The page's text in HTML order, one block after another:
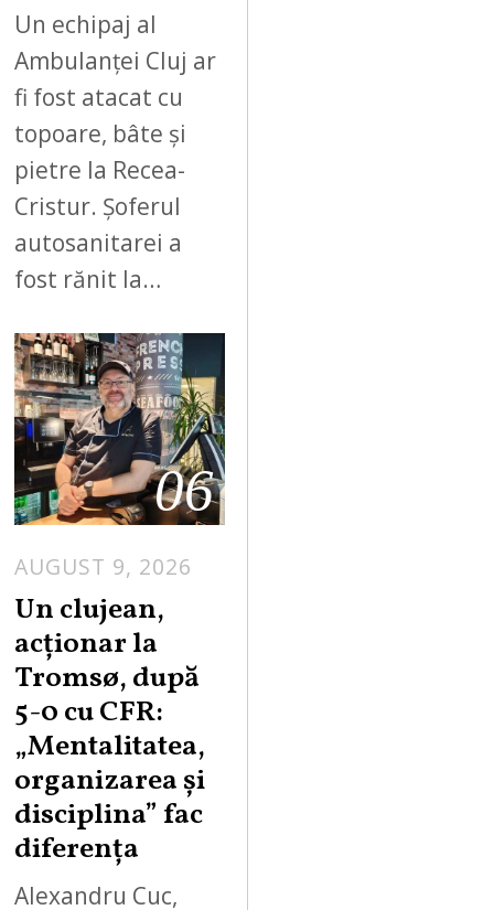
Un echipaj al
Ambulanței Cluj ar
fi fost atacat cu
topoare, bâte și
pietre la Recea-
Cristur. Șoferul
autosanitarei a
fost rănit la…
06
AUGUST 9, 2026
Un clujean,
acționar la
Tromsø, după
5-0 cu CFR:
„Mentalitatea,
organizarea și
disciplina” fac
diferența
Alexandru Cuc,